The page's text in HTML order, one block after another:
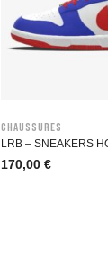
Chaussures
LRB – SNEAKERS
170,00 €